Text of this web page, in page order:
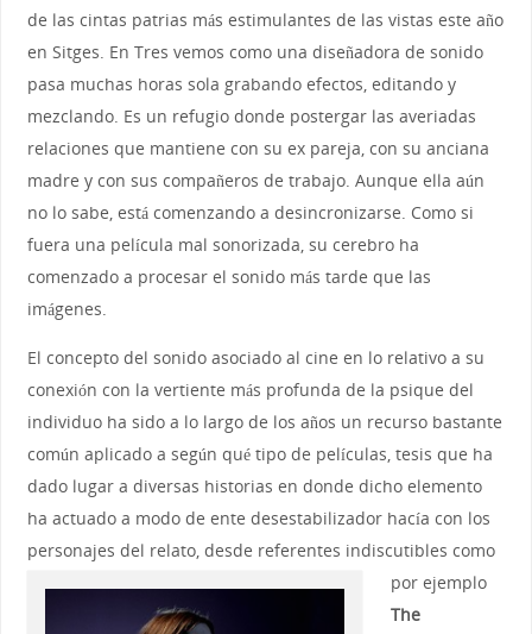
de las cintas patrias más estimulantes de las vistas este año
en Sitges. En Tres vemos como una diseñadora de sonido
pasa muchas horas sola grabando efectos, editando y
mezclando. Es un refugio donde postergar las averiadas
relaciones que mantiene con su ex pareja, con su anciana
madre y con sus compañeros de trabajo. Aunque ella aún
no lo sabe, está comenzando a desincronizarse. Como si
fuera una película mal sonorizada, su cerebro ha
comenzado a procesar el sonido más tarde que las
imágenes.
El concepto del sonido asociado al cine en lo relativo a su
conexión con la vertiente más profunda de la psique del
individuo ha sido a lo largo de los años un recurso bastante
común aplicado a según qué tipo de películas, tesis que ha
dado lugar a diversas historias en donde dicho elemento
ha actuado a modo de ente desestabilizador hacía con los
personajes del relato, desde referentes indiscutibles como
por ejemplo
The